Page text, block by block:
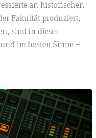
an historischen
Fakultät produziert,
sind in dieser
im besten Sinne –